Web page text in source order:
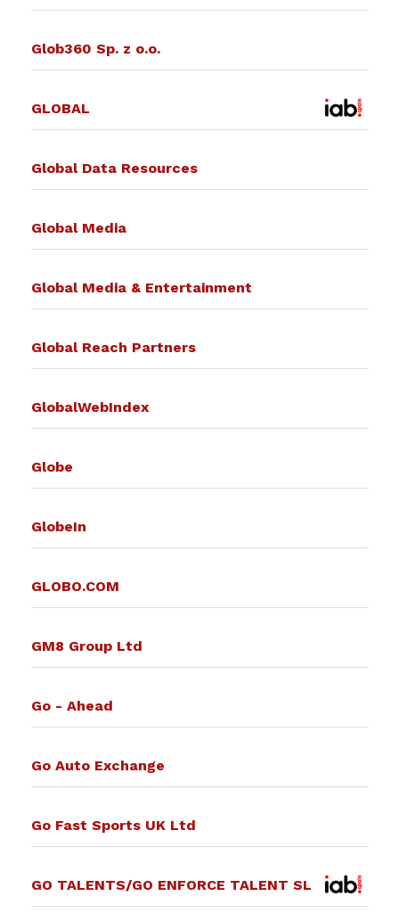
Glob360 Sp. z o.o.
GLOBAL
Global Data Resources
Global Media
Global Media & Entertainment
Global Reach Partners
GlobalWebIndex
Globe
GlobeIn
GLOBO.COM
GM8 Group Ltd
Go - Ahead
Go Auto Exchange
Go Fast Sports UK Ltd
GO TALENTS/GO ENFORCE TALENT SL